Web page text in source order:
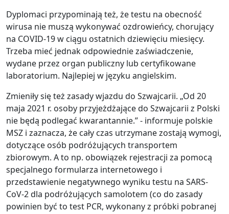
Dyplomaci przypominają też, że testu na obecność
wirusa nie muszą wykonywać ozdrowieńcy, chorujący
na COVID-19 w ciągu ostatnich dziewięciu miesięcy.
Trzeba mieć jednak odpowiednie zaświadczenie,
wydane przez organ publiczny lub certyfikowane
laboratorium. Najlepiej w języku angielskim.
Zmieniły się też zasady wjazdu do Szwajcarii. „Od 20
maja 2021 r. osoby przyjeżdżające do Szwajcarii z Polski
nie będą podlegać kwarantannie.” - informuje polskie
MSZ i zaznacza, że cały czas utrzymane zostają wymogi,
dotyczące osób podróżujących transportem
zbiorowym. A to np. obowiązek rejestracji za pomocą
specjalnego formularza internetowego i
przedstawienie negatywnego wyniku testu na SARS-
CoV-2 dla podróżujących samolotem (co do zasady
powinien być to test PCR, wykonany z próbki pobranej